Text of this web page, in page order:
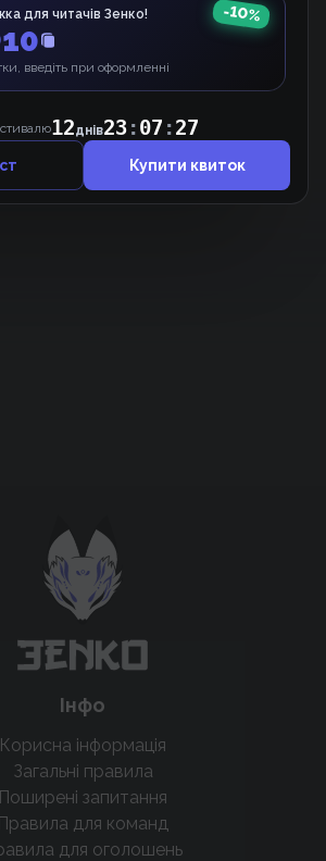
віщунка
проєкт
Інфо
Корисна інформація
Загальні правила
Поширені запитання
Правила для команд
для оголошень
для читачів Зенко!
введіть при оформленні
-10%
12днів23:07 :27
Купити квиток